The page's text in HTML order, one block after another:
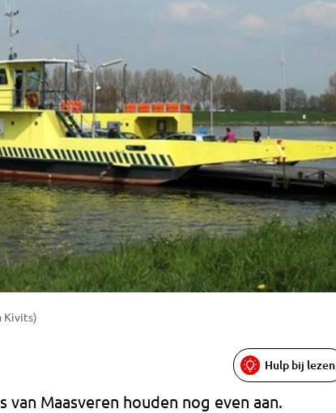
Kivits)
Hulp bij lezen
van Maasveren houden nog even aan.